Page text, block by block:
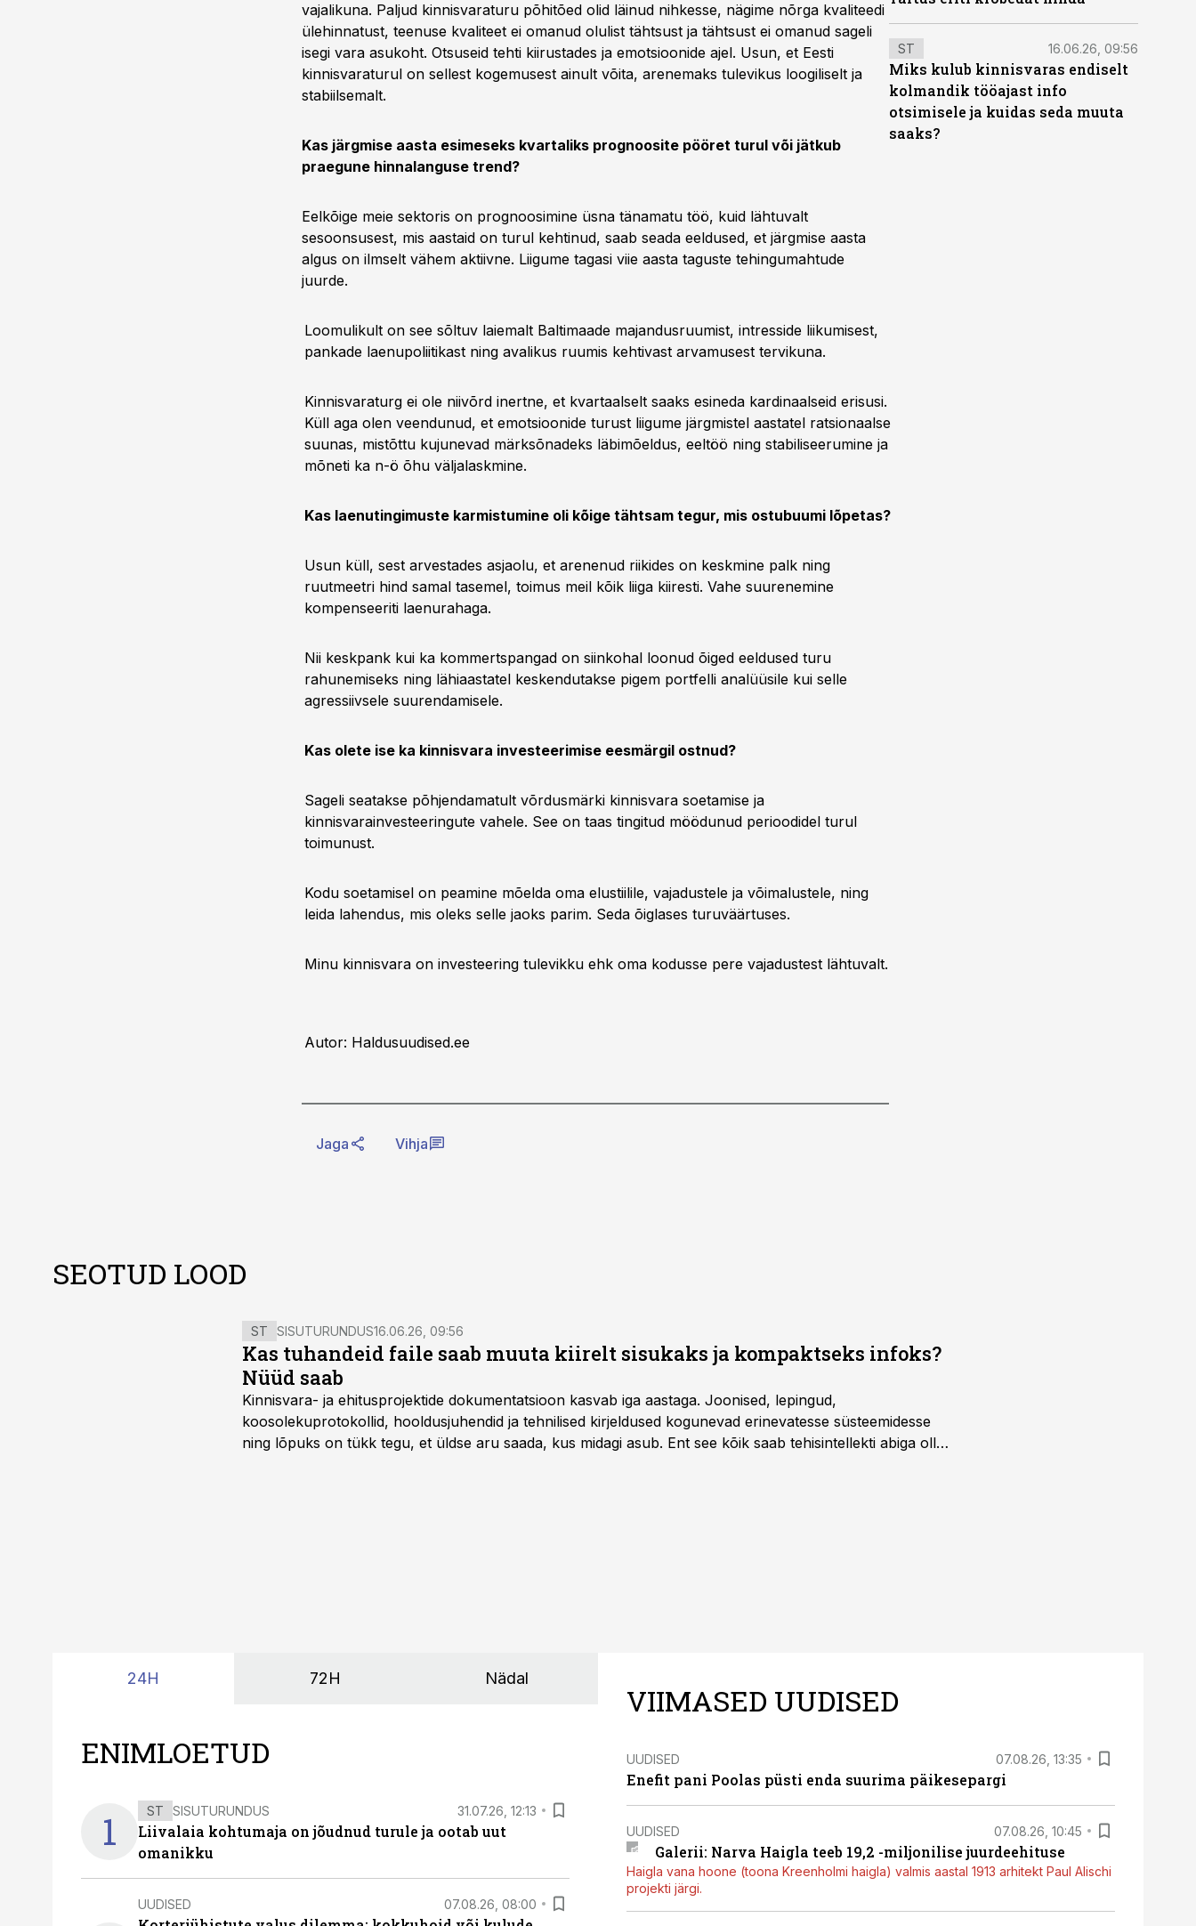
vajalikuna. Paljud kinnisvaraturu põhitõed olid läinud nihkesse, nägime nõrga kvaliteedi
ülehinnatust, teenuse kvaliteet ei omanud olulist tähtsust ja tähtsust ei omanud sageli
isegi vara asukoht. Otsuseid tehti kiirustades ja emotsioonide ajel. Usun, et Eesti
kinnisvaraturul on sellest kogemusest ainult võita, arenemaks tulevikus loogiliselt ja
stabiilsemalt.
Kas järgmise aasta esimeseks kvartaliks prognoosite pööret turul või jätkub
praegune hinnalanguse trend?
Eelkõige meie sektoris on prognoosimine üsna tänamatu töö, kuid lähtuvalt
sesoonsusest, mis aastaid on turul kehtinud, saab seada eeldused, et järgmise aasta
algus on ilmselt vähem aktiivne. Liigume tagasi viie aasta taguste tehingumahtude
juurde.
ST 16.06.26, 09:56
Miks kulub kinnisvaras endiselt
kolmandik tööajast info
otsimisele ja kuidas seda muuta
saaks?
Loomulikult on see sõltuv laiemalt Baltimaade majandusruumist, intresside liikumisest,
pankade laenupoliitikast ning avalikus ruumis kehtivast arvamusest tervikuna.
Kinnisvaraturg ei ole niivõrd inertne, et kvartaalselt saaks esineda kardinaalseid erisusi.
Küll aga olen veendunud, et emotsioonide turust liigume järgmistel aastatel ratsionaalse
suunas, mistõttu kujunevad märksõnadeks läbimõeldus, eeltöö ning stabiliseerumine ja
mõneti ka n-ö õhu väljalaskmine.
Kas laenutingimuste karmistumine oli kõige tähtsam tegur, mis ostubuumi lõpetas?
Usun küll, sest arvestades asjaolu, et arenenud riikides on keskmine palk ning
ruutmeetri hind samal tasemel, toimus meil kõik liiga kiiresti. Vahe suurenemine
kompenseeriti laenurahaga.
Nii keskpank kui ka kommertspangad on siinkohal loonud õiged eeldused turu
rahunemiseks ning lähiaastatel keskendutakse pigem portfelli analüüsile kui selle
agressiivsele suurendamisele.
Kas olete ise ka kinnisvara investeerimise eesmärgil ostnud?
Sageli seatakse põhjendamatult võrdusmärki kinnisvara soetamise ja
kinnisvarainvesteeringute vahele. See on taas tingitud möödunud perioodidel turul
toimunust.
Kodu soetamisel on peamine mõelda oma elustiilile, vajadustele ja võimalustele, ning
leida lahendus, mis oleks selle jaoks parim. Seda õiglases turuväärtuses.
Minu kinnisvara on investeering tulevikku ehk oma kodusse pere vajadustest lähtuvalt.
Autor: Haldusuudised.ee
Jaga Vihja
SEOTUD LOOD
ST SISUTURUNDUS16.06.26, 09:56
Kas tuhandeid faile saab muuta kiirelt sisukaks ja kompaktseks infoks?
Nüüd saab
Kinnisvara- ja ehitusprojektide dokumentatsioon kasvab iga aastaga. Joonised, lepingud,
koosolekuprotokollid, hooldusjuhendid ja tehnilised kirjeldused kogunevad erinevatesse süsteemidesse
ning lõpuks on tükk tegu, et üldse aru saada, kus midagi asub. Ent see kõik saab tehisintellekti abiga olla
24H 72H Nädal
ENIMLOETUD
1 ST SISUTURUNDUS 31.07.26, 12:13
Liivalaia kohtumaja on jõudnud turule ja ootab uut
omanikku
UUDISED 07.08.26, 08:00
VIIMASED UUDISED
UUDISED 07.08.26, 13:35
Enefit pani Poolas püsti enda suurima päikesepargi
UUDISED 07.08.26, 10:45
Galerii: Narva Haigla teeb 19,2 -miljonilise juurdeehituse
Haigla vana hoone (toona Kreenholmi haigla) valmis aastal 1913 arhitekt Paul Alischi
projekti järgi.